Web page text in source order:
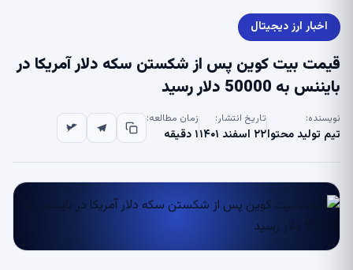
اخبار ارز دیجیتال
قیمت بیت کوین پس از شکستن سکه دلار آمریکا در
بایننس به 50000 دلار رسید
نویسنده:
تیم تولید محتوا
تاریخ انتشار:
۲۲ اسفند ۱۴۰۱
زمان مطالعه:
۱ دقیقه